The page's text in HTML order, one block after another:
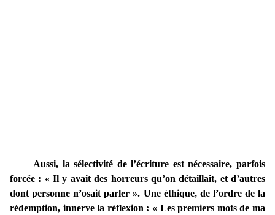
Aussi, la sélectivité de l’écriture est nécessaire, parfois
forcée : « Il y avait des horreurs qu’on détaillait, et d’autres
dont personne n’osait parler ». Une éthique, de l’ordre de la
rédemption, innerve la réflexion : « Les premiers mots de ma